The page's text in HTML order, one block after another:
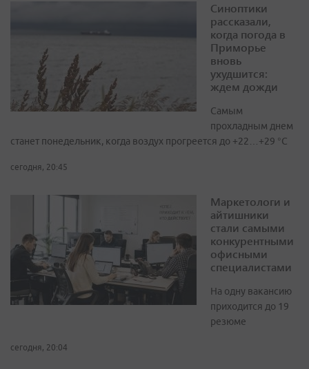
Синоптики
рассказали,
когда погода в
Приморье
вновь
ухудшится:
ждем дожди
Самым
прохладным днем
станет понедельник, когда воздух прогреется до +22…+29 °С
сегодня, 20:45
Маркетологи и
айтишники
стали самыми
конкурентными
офисными
специалистами
На одну вакансию
приходится до 19
резюме
сегодня, 20:04